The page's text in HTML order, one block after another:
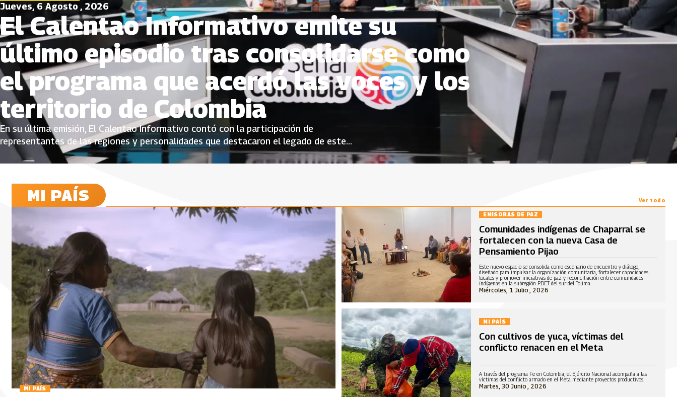
Jueves, 6 Agosto , 2026
El Calentao Informativo emite su
último episodio tras consolidarse como
el programa que acerdó las voces y los
territorio de Colombia
En su última emisión, El Calentao Informativo contó con la participación de
representantes de las regiones y personalidades que destacaron el legado de este
proyecto del Sistema de Medios Públicos, que amplificó las realidades de las
comunidades desde una mirada plural e incluyente.
MI PAÍS Ver todo
MI PAÍS
EMISORAS DE PAZ
Miércoles, 1 Julio , 2026
Comunidades indígenas de Chaparral se
fortalecen con la nueva Casa de
Pensamiento Pijao
Este nuevo espacio se consolida como escenario de encuentro y diálogo,
diseñado para impulsar la organización comunitaria, fortalecer capacidades
locales y promover iniciativas de paz y reconciliación entre comunidades
indígenas en la subregión PDET del sur del Tolima.
MI PAÍS
Martes, 30 Junio , 2026
Con cultivos de yuca, víctimas del
conflicto renacen en el Meta
A través del programa Fe en Colombia, el Ejército Nacional acompaña a las
víctimas del conflicto armado en el Meta mediante proyectos productivos.